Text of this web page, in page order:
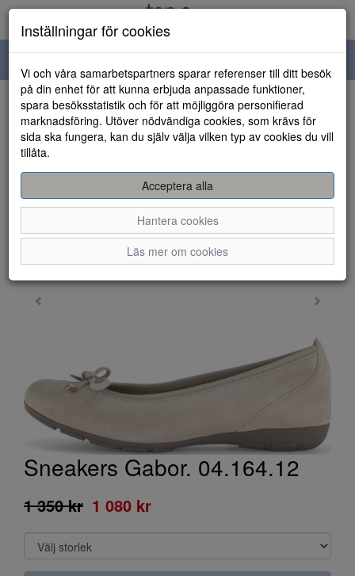
navigation
HEM
Sneakers Gabor. 04.164.12
1 350 kr 1 080 kr
Inställningar för cookies
Vi och våra samarbetspartners sparar referenser till ditt besök
på din enhet för att kunna erbjuda anpassade funktioner,
spara besöksstatistik och för att möjliggöra personifierad
marknadsföring. Utöver nödvändiga cookies, som krävs för
sida ska fungera, kan du själv välja vilken typ av cookies du vill
tillåta.
Acceptera alla
Hantera cookies
Läs mer om cookies